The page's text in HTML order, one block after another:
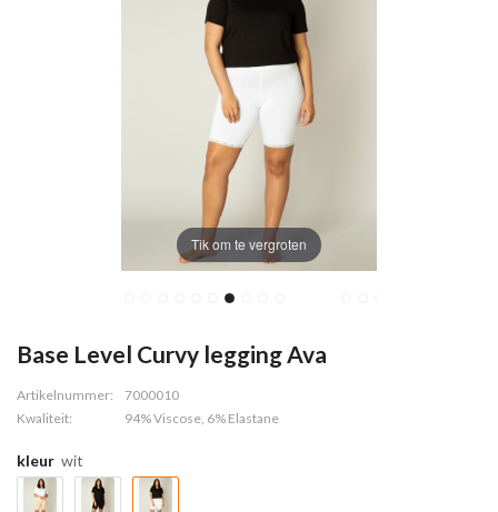
Tik om te vergroten
Base Level Curvy legging Ava
Artikelnummer:
7000010
Kwaliteit:
94% Viscose, 6% Elastane
kleur wit